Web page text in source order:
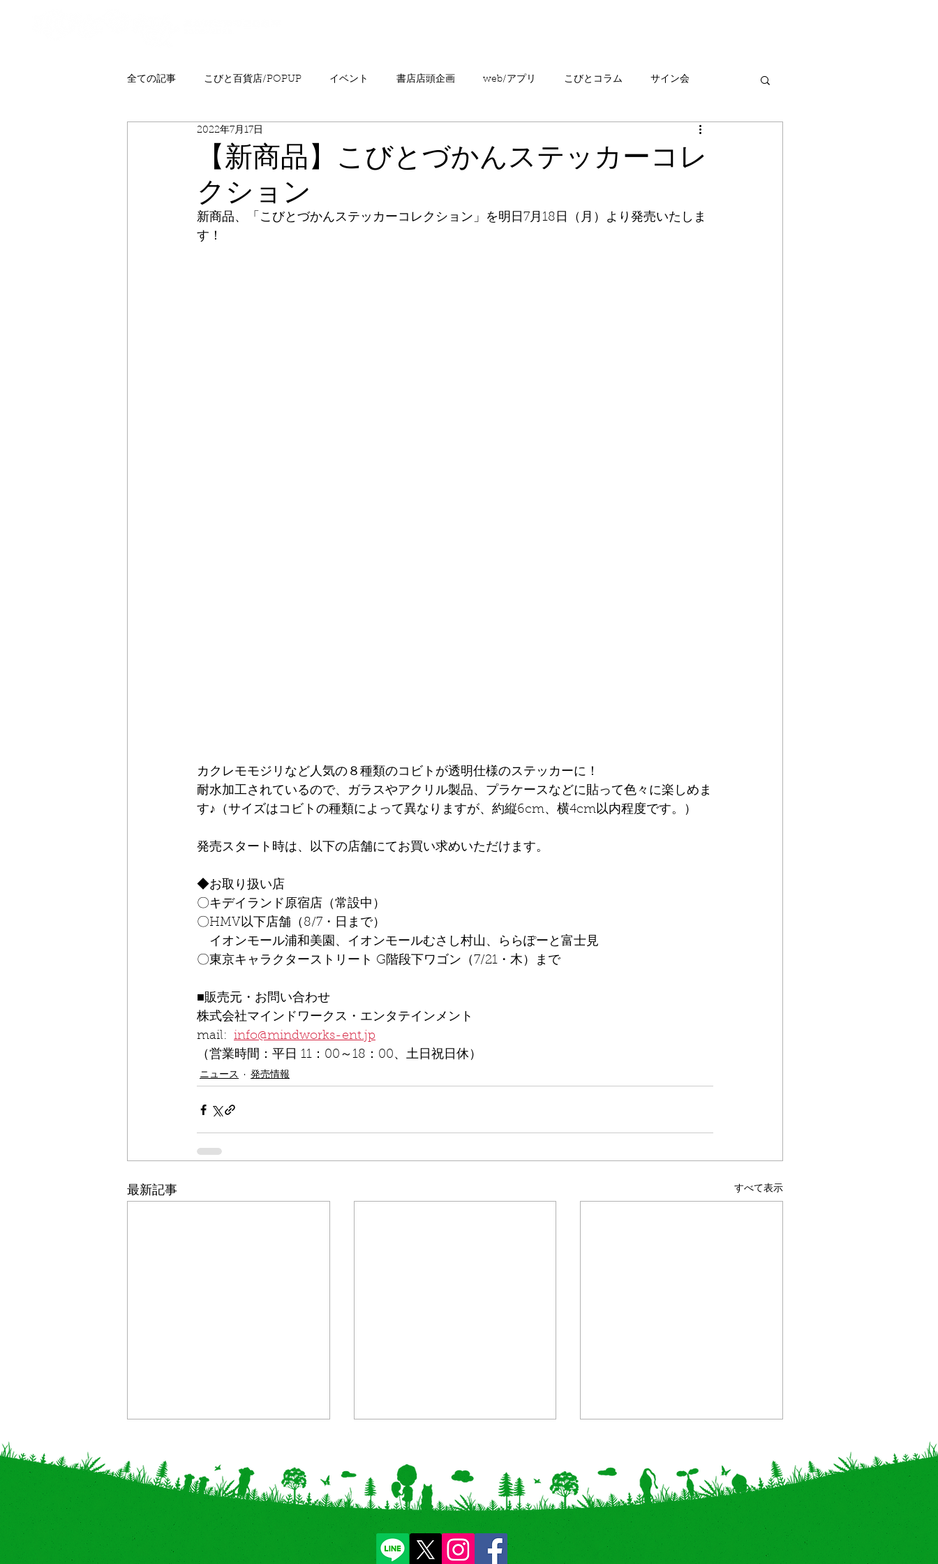
全ての記事 こびと百貨店/POPUP イベント 書店店頭企画 web/アプリ こびとコラム サイン会
プレゼント ニュース
こびとはくぶつかん FAQ
【新商品】こびとづかんステッカーコレ
クション
2022年7月17日
新商品、「こびとづかんステッカーコレクション」を明日7月18日（月）より発売いたしま
す！
カクレモモジリなど人気の８種類のコビトが透明仕様のステッカーに！
耐水加工されているので、ガラスやアクリル製品、プラケースなどに貼って色々に楽しめま
す♪（サイズはコビトの種類によって異なりますが、約縦6cm、横4cm以内程度です。）
発売スタート時は、以下の店舗にてお買い求めいただけます。
◆お取り扱い店
〇キデイランド原宿店（常設中）
〇HMV以下店舗（8/7・日まで）
イオンモール浦和美園、イオンモールむさし村山、ららぽーと富士見
〇東京キャラクターストリート G階段下ワゴン（7/21・木）まで
■販売元・お問い合わせ
株式会社マインドワークス・エンタテインメント
mail: info@mindworks-ent.jp
（営業時間：平日 11：00～18：00、土日祝日休）
ニュース 発売情報
最新記事 すべて表示
【神奈川・奈良 追加】イベン 【新商品】アベイルにて「パ